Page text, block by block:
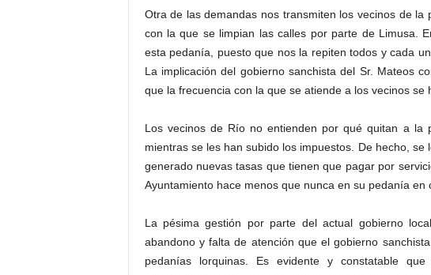
Otra de las demandas nos transmiten los vecinos de
con la que se limpian las calles por parte de Limusa.
esta pedanía, puesto que nos la repiten todos y cada
La implicación del gobierno sanchista del Sr. Mateos
que la frecuencia con la que se atiende a los vecinos se
Los vecinos de Río no entienden por qué quitan a la
mientras se les han subido los impuestos. De hecho,
generado nuevas tasas que tienen que pagar por
Ayuntamiento hace menos que nunca en su pedanía en
La pésima gestión por parte del actual gobierno
abandono y falta de atención que el gobierno
pedanías lorquinas. Es evidente y constatable